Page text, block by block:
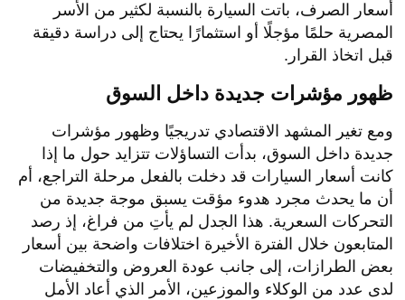
أسعار الصرف، باتت السيارة بالنسبة لكثير من الأسر
المصرية حلمًا مؤجلًا أو استثمارًا يحتاج إلى دراسة دقيقة
قبل اتخاذ القرار.
ظهور مؤشرات جديدة داخل السوق
ومع تغير المشهد الاقتصادي تدريجيًا وظهور مؤشرات
جديدة داخل السوق، بدأت التساؤلات تتزايد حول ما إذا
كانت أسعار السيارات قد دخلت بالفعل مرحلة التراجع، أم
أن ما يحدث مجرد هدوء مؤقت يسبق موجة جديدة من
التحركات السعرية. هذا الجدل لم يأتِ من فراغ، إذ رصد
المتابعون خلال الفترة الأخيرة اختلافات واضحة بين أسعار
بعض الطرازات، إلى جانب عودة العروض والتخفيضات
لدى عدد من الوكلاء والموزعين، الأمر الذي أعاد الأمل